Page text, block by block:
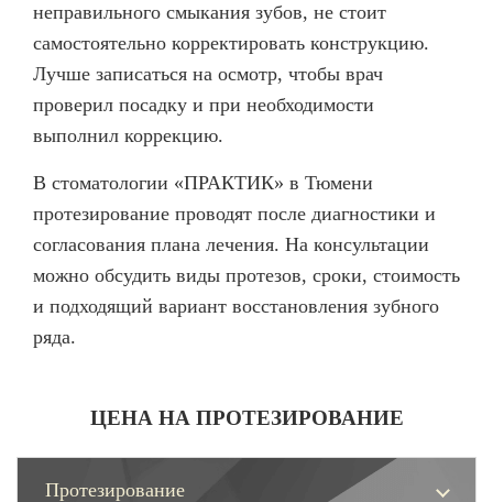
неправильного смыкания зубов, не стоит
самостоятельно корректировать конструкцию.
Лучше записаться на осмотр, чтобы врач
проверил посадку и при необходимости
выполнил коррекцию.
В стоматологии «ПРАКТИК» в Тюмени
протезирование проводят после диагностики и
согласования плана лечения. На консультации
можно обсудить виды протезов, сроки, стоимость
и подходящий вариант восстановления зубного
ряда.
ЦЕНА НА ПРОТЕЗИРОВАНИЕ
Протезирование